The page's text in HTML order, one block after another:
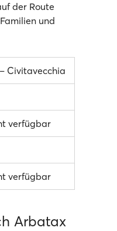
der Route
und
Civitavecchia
verfügbar
verfügbar
Arbatax